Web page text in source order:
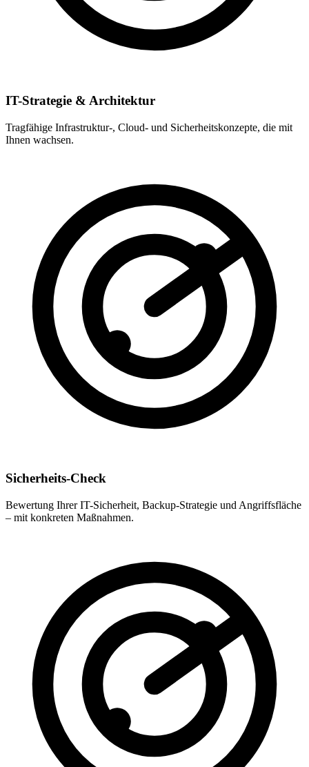
IT-Strategie & Architektur
Tragfähige Infrastruktur-, Cloud- und Sicherheitskonzepte, die mit
Ihnen wachsen.
Sicherheits-Check
Bewertung Ihrer IT-Sicherheit, Backup-Strategie und Angriffsfläche
– mit konkreten Maßnahmen.